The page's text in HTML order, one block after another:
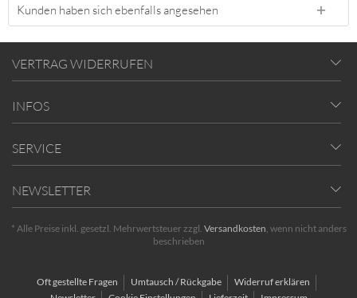
Kunden haben sich ebenfalls angesehen
VERTRAG WIDERRUFEN
INFOS
SERVICE
NEWSLETTER
* Alle Preise inkl. gesetzl. Mehrwertsteuer zzgl. Versandkosten, wenn nicht anders
beschrieben
Oft gestellte Fragen Umtausch / Rückgabe
Widerruf erklären